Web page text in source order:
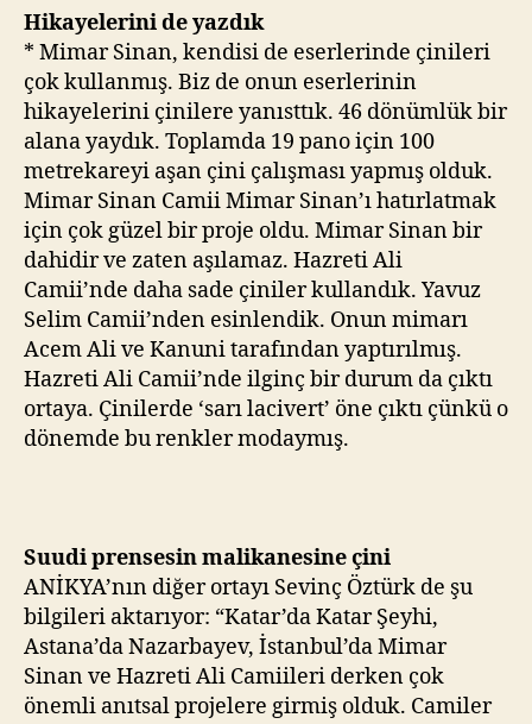
Hikayelerini de yazdık
* Mimar Sinan, kendisi de eserlerinde çinileri
çok kullanmış. Biz de onun eserlerinin
hikayelerini çinilere yanısttık. 46 dönümlük bir
alana yaydık. Toplamda 19 pano için 100
metrekareyi aşan çini çalışması yapmış olduk.
Mimar Sinan Camii Mimar Sinan’ı hatırlatmak
için çok güzel bir proje oldu. Mimar Sinan bir
dahidir ve zaten aşılamaz. Hazreti Ali
Camii’nde daha sade çiniler kullandık. Yavuz
Selim Camii’nden esinlendik. Onun mimarı
Acem Ali ve Kanuni tarafından yaptırılmış.
Hazreti Ali Camii’nde ilginç bir durum da çıktı
ortaya. Çinilerde ‘sarı lacivert’ öne çıktı çünkü o
dönemde bu renkler modaymış.
Suudi prensesin malikanesine çini
ANİKYA’nın diğer ortayı Sevinç Öztürk de şu
bilgileri aktarıyor: “Katar’da Katar Şeyhi,
Astana’da Nazarbayev, İstanbul’da Mimar
Sinan ve Hazreti Ali Camiileri derken çok
önemli anıtsal projelere girmiş olduk. Camiler